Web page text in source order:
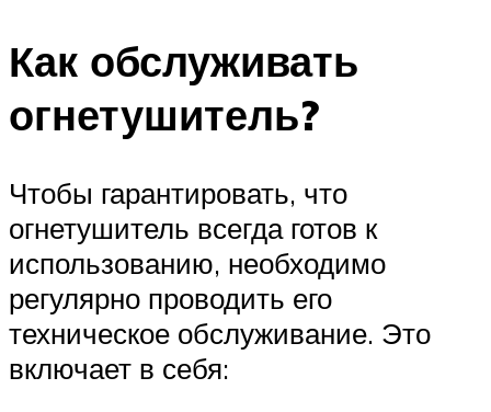
Как обслуживать
огнетушитель?
Чтобы гарантировать, что
огнетушитель всегда готов к
использованию, необходимо
регулярно проводить его
техническое обслуживание. Это
включает в себя: